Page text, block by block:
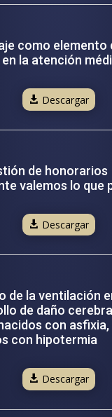
como elemento
la atención
Descargar
de honorarios
valemos lo que
Descargar
de la ventilación
de daño
con asfixia,
con hipotermia
Descargar